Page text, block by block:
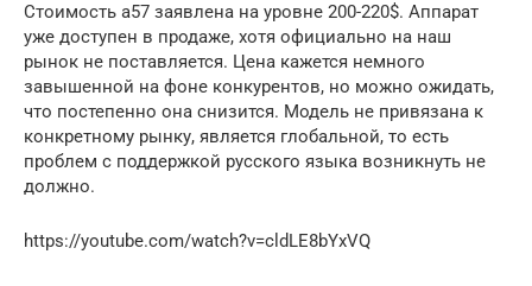
Стоимость a57 заявлена на уровне 200-220$. Аппарат
уже доступен в продаже, хотя официально на наш
рынок не поставляется. Цена кажется немного
завышенной на фоне конкурентов, но можно ожидать,
что постепенно она снизится. Модель не привязана к
конкретному рынку, является глобальной, то есть
проблем с поддержкой русского языка возникнуть не
должно.
https://youtube.com/watch?v=cldLE8bYxVQ